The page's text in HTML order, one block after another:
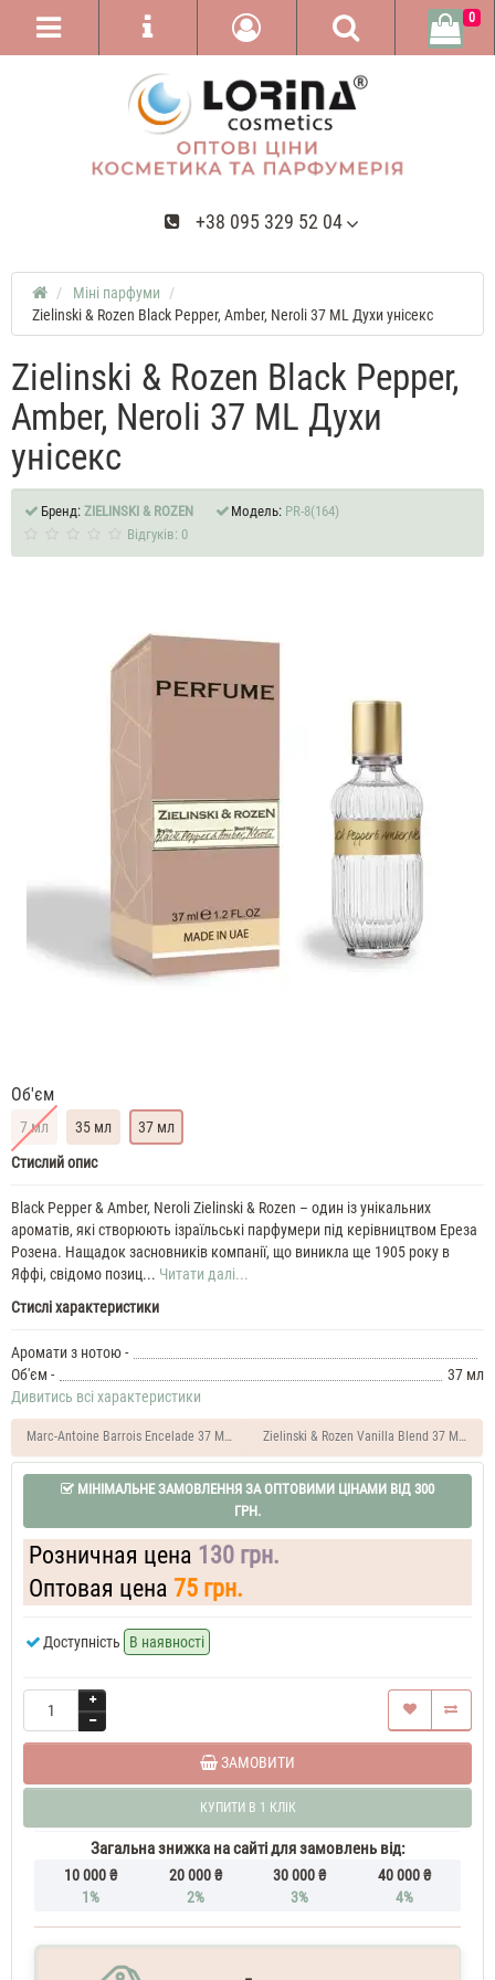
+38 095 329 52 04
0
Міні парфуми
Zielinski & Rozen Black Pepper, Amber, Neroli 37 ML Духи унісекс
Zielinski & Rozen Black Pepper,
Amber, Neroli 37 ML Духи
унісекс
Бренд: ZIELINSKI & ROZEN Модель: PR-8(164)
Відгуків: 0
Об'єм
7 мл 35 мл
37 мл
Zielinski
Rozen
Black
Pepper,
Amber,
37
Духи
масляні
унісексZielinski
&
Black
Neroli
ML
Духи
Black
Pepper,
Amber,
37
Духи
Стислий опис
Black Pepper & Amber, Neroli Zielinski & Rozen – один із унікальних
ароматів, які створюють ізраїльські парфумери під керівництвом Ереза
Розена. Нащадок засновників компанії, що виникла ще 1905 року в
Яффі, свідомо позиц... Читати далі...
Стислі характеристики
Аромати з нотою -
Об'єм -
37 мл
Дивитись всі характеристики
Marc-Antoine Barrois Encelade 37 ML Духи унісексZielinski & Rozen Vanilla Blend 37 ML Духи
МІНІМАЛЬНЕ ЗАМОВЛЕННЯ ЗА ОПТОВИМИ ЦІНАМИ ВІД 300
ГРН.
Розничная цена 130 грн.
Оптовая цена 75 грн.
Доступність В наявності
ЗАМОВИТИ
КУПИТИ В 1 КЛІК
Загальна знижка на сайті для замовлень від:
10 000 ₴
1%
20 000 ₴
2%
30 000 ₴
3%
40 000 ₴
4%